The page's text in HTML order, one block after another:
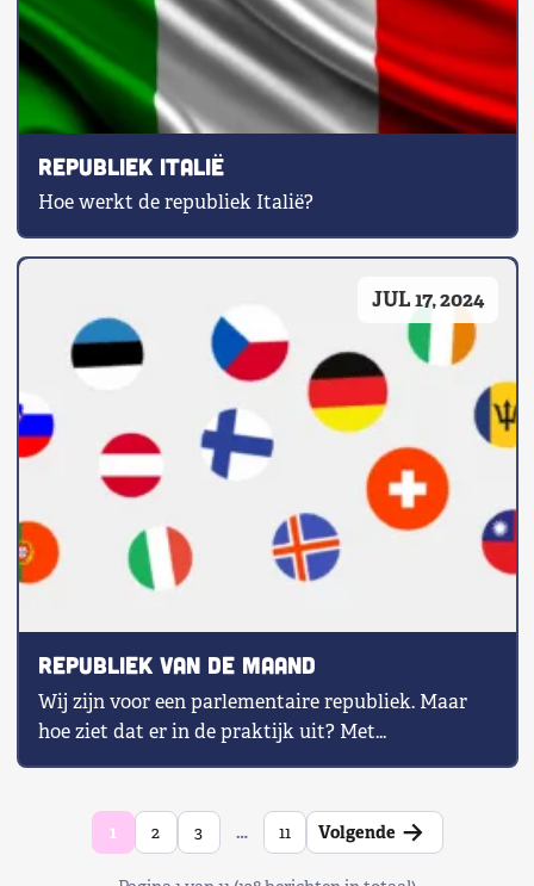
Republiek Italië
Hoe werkt de republiek Italië?
JUL 17, 2024
Republiek van de maand
Wij zijn voor een parlementaire republiek. Maar
hoe ziet dat er in de praktijk uit? Met...
1 2 3 … 11 Volgende →